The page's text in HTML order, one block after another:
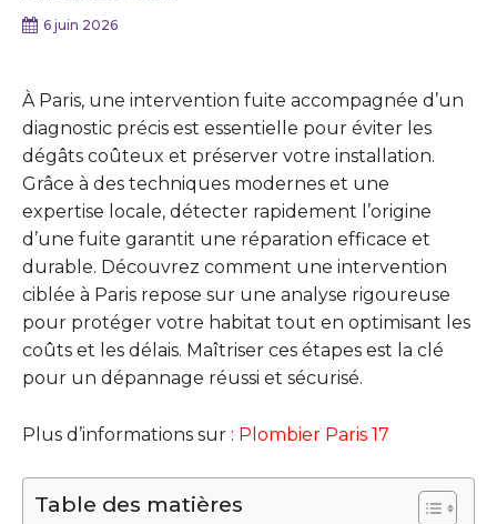
6 juin 2026
À Paris, une intervention fuite accompagnée d’un
diagnostic précis est essentielle pour éviter les
dégâts coûteux et préserver votre installation.
Grâce à des techniques modernes et une
expertise locale, détecter rapidement l’origine
d’une fuite garantit une réparation efficace et
durable. Découvrez comment une intervention
ciblée à Paris repose sur une analyse rigoureuse
pour protéger votre habitat tout en optimisant les
coûts et les délais. Maîtriser ces étapes est la clé
pour un dépannage réussi et sécurisé.
Plus d’informations sur : Plombier Paris 17
Table des matières